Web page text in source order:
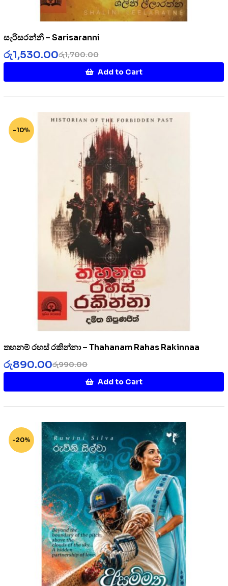
සැරිසරන්නී – Sarisaranni
රු1,700.00
රු1,530.00
Add to Cart
-10%
තහනම් රහස් රකින්නා – Thahanam Rahas Rakinnaa
රු990.00
රු890.00
Add to Cart
-20%